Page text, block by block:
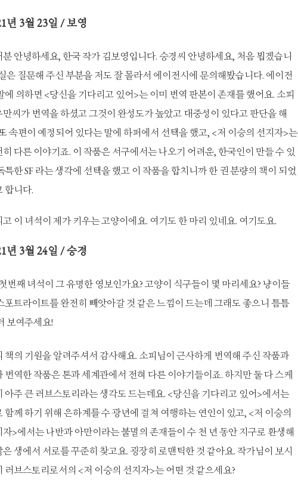
년 3월 23일 / 보영
분 안녕하세요, 한국 작가 김보영입니다. 승경씨 안녕하세요, 처음 뵙겠습니
은 질문해 주신 부분을 저도 잘 몰라서 에이전시에 문의해봤습니다. 에이전
에 의하면 <당신을 기다리고 있어>는 이미 번역 판본이 존재를 했어요. 소피
만씨가 번역을 하셨고 그것이 완성도가 높았고 대중성이 있다고 판단을 해
속편이 예정되어 있다는 말에 하퍼에서 선택을 했고, <저 이승의 선지자>는
히 다른 이야기죠. 이 작품은 서구에서는 나오기 어려운, 한국인이 만들 수 있
특한 SF 라는 생각에 선택을 했고 이 작품을 합치니까 한 권 분량의 책이 되었
합니다.
고 이 녀석이 제가 키우는 고양이에요. 여기도 한 마리 있네요. 여기도요.
년 3월 24일 / 승경
번째 녀석이 그 유명한 영보인가요? 고양이 식구들이 몇 마리세요? 냥이들
포트라이트를 완전히 빼앗아갈 것 같은 느낌이 드는데 그래도 좋으니 틈틈
보여주세요!
책의 기원을 알려주셔서 감사해요. 소피님이 근사하게 번역해 주신 작품과
번역한 작품은 톤과 세계관에서 전혀 다른 이야기들이죠. 하지만 둘 다 스케
아주 큰 러브스토리라는 생각도 드는데요. <당신을 기다리고 있어>에서는
함께 하기 위해 은하계를 수 광년에 걸쳐 여행하는 연인이 있고, <저 이승의
자>에서는 나반과 아만이라는 불멸의 존재들이 수 천 년 동안 지구로 환생해
은 생에서 서로를 꾸준히 찾고요. 굉장히 로맨틱한 것 같아요. 작가님이 보시
러브스토리로서의 <저 이승의 선지자>는 어떤 것 같으세요?